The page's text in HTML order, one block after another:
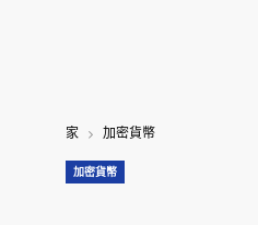
家 加密貨幣
加密貨幣